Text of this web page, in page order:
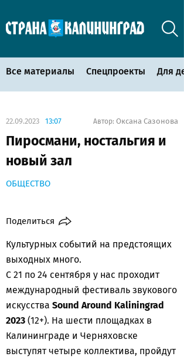
Все материалы Спецпроекты Для
22.09.2023 13:07 Автор: Оксана Сазонова
Пиросмани, ностальгия и
новый зал
ОБЩЕСТВО
Поделиться
Культурных событий на предстоящих
выходных много.
С 21 по 24 сентября у нас проходит
международный фестиваль звукового
искусства Sound Around Kaliningrad
2023 (12+). На шести площадках в
Калининграде и Черняховске
выступят четыре коллектива, пройдут